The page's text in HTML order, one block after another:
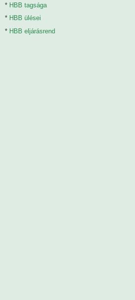
* HBB tagsága
* HBB ülései
* HBB eljárásrend